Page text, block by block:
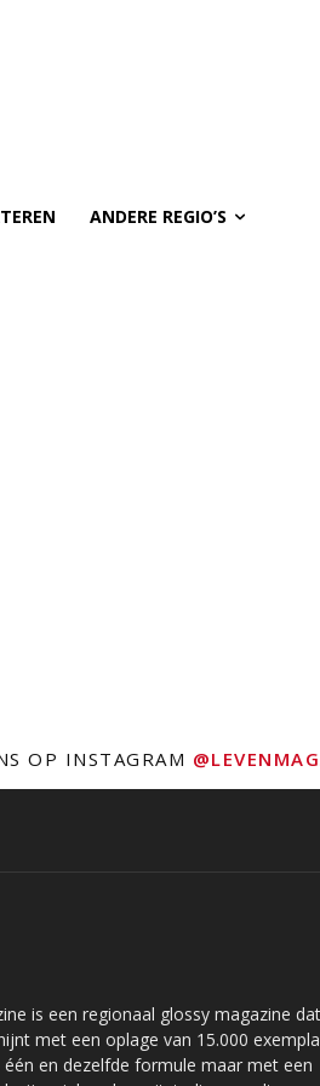
ANDERE REGIO’S
OP INSTAGRAM
is een regionaal glossy magazine
met een oplage van 15.000
één en dezelfde formule maar met een